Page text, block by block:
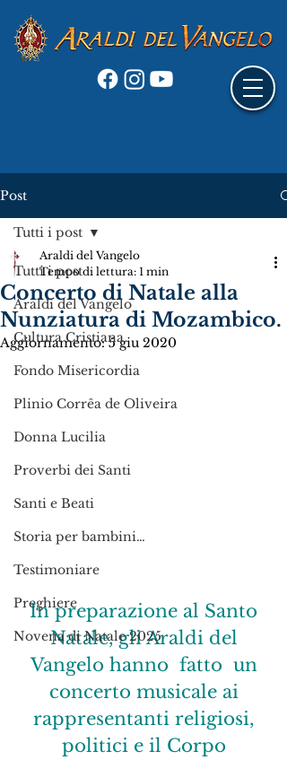
Post
Tutti i post
Araldi del Vangelo
Cultura Cristiana
Fondo Misericordia
Plinio Corrêa de Oliveira
Donna Lucilia
Proverbi dei Santi
Santi e Beati
Storia per bambini…
Testimoniare
Preghiere
Novena di Natale 2025
Tutti i post
Concerto di Natale alla
Nunziatura di Mozambico.
Araldi del Vangelo
Tempo di lettura: 1 min
Aggiornamento:5 giu 2020
In preparazione al Santo
Natale, gli Araldi del
Vangelo hanno  fatto  un
concerto musicale ai
rappresentanti religiosi,
politici e il Corpo